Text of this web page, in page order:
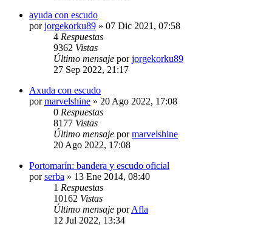
ayuda con escudo
porjorgekorku89 » 07 Dic 2021, 07:58
4 Respuestas
9362 Vistas
Último mensaje porjorgekorku89
27 Sep 2022, 21:17
Axuda con escudo
pormarvelshine » 20 Ago 2022, 17:08
0 Respuestas
8177 Vistas
Último mensaje pormarvelshine
20 Ago 2022, 17:08
Portomarín: bandera y escudo oficial
porserba » 13 Ene 2014, 08:40
1 Respuestas
10162 Vistas
Último mensaje porAfla
12 Jul 2022, 13:34